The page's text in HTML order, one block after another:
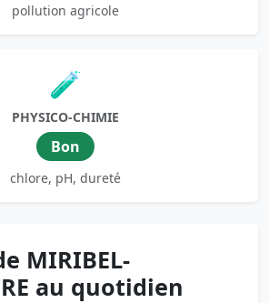
pollution agricole
🧪
PHYSICO-CHIMIE
Bon
chlore, pH, dureté
MIRIBEL-
au quotidien